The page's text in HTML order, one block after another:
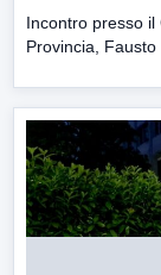
Incontro presso
Provincia, Fausto